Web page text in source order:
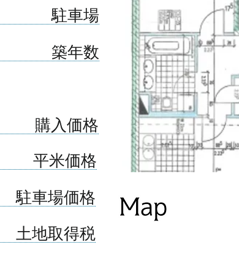
購入価格
平米価格
駐車場価格
土地取得税
駐車場
築年数